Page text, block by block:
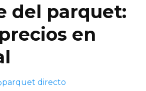
del parquet:
en
parquet directo